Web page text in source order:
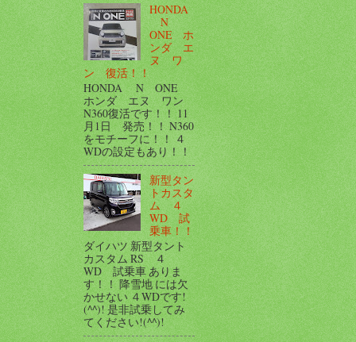
HONDA
N
ONE ホ
ンダ エ
ヌ ワ
ン 復活！！
HONDA N ONE
ホンダ エヌ ワン
N360復活です！！ 11
月1日 発売！！ N360
をモチーフに！！ ４
WDの設定もあり！！
新型タン
トカスタ
ム ４
WD 試
乗車！！
ダイハツ 新型タント
カスタム RS ４
WD 試乗車 ありま
す！！ 降雪地 には欠
かせない ４WDです!
(^^)! 是非試乗してみ
てください!(^^)!